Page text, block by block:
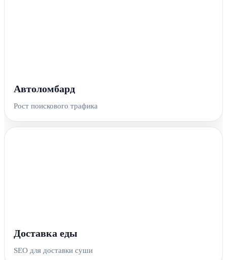
Автоломбард
Рост поискового трафика
Доставка еды
SEO для доставки суши